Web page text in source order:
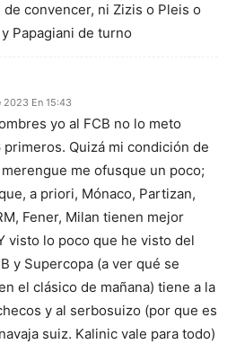
de convencer, ni Zizis o Pleis o
Papagiani de turno
En 15:43
yo al FCB no lo meto
Quizá mi condición de
me ofusque un poco;
a priori, Mónaco, Partizan,
Fener, Milan tienen mejor
visto lo poco que he visto del
y Supercopa (a ver qué se
el clásico de mañana) tiene a la
y al serbosuizo (por que es
suiz. Kalinic vale para todo)